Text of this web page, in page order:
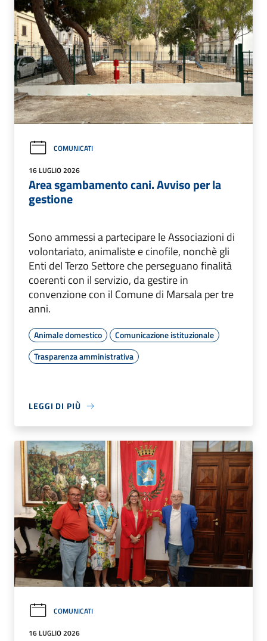
COMUNICATI
16 LUGLIO 2026
Area sgambamento cani. Avviso per la
gestione
Sono ammessi a partecipare le Associazioni di
volontariato, animaliste e cinofile, nonchè gli
Enti del Terzo Settore che perseguano finalità
coerenti con il servizio, da gestire in
convenzione con il Comune di Marsala per tre
anni.
Animale domestico
Comunicazione istituzionale
Trasparenza amministrativa
LEGGI DI PIÙ
COMUNICATI
16 LUGLIO 2026